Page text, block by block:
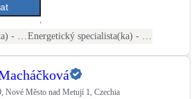
deštové vody
střecha
střechy
Nové Město nad Metují 1, Czechia